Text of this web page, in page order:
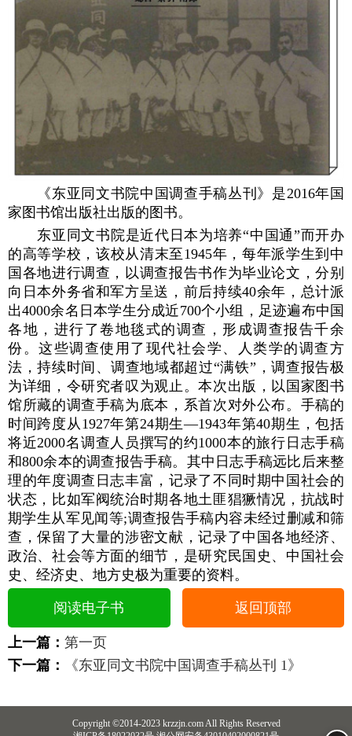
《东亚同文书院中国调查手稿丛刊》是2016年国
家图书馆出版社出版的图书。
东亚同文书院是近代日本为培养“中国通”而开办
的高等学校，该校从清末至1945年，每年派学生到中
国各地进行调查，以调查报告书作为毕业论文，分别
向日本外务省和军方呈送，前后持续40余年，总计派
出4000余名日本学生分成近700个小组，足迹遍布中国
各地，进行了卷地毯式的调查，形成调查报告千余
份。这些调查使用了现代社会学、人类学的调查方
法，持续时间、调查地域都超过“满铁”，调查报告极
为详细，令研究者叹为观止。本次出版，以国家图书
馆所藏的调查手稿为底本，系首次对外公布。手稿的
时间跨度从1927年第24期生—1943年第40期生，包括
将近2000名调查人员撰写的约1000本的旅行日志手稿
和800余本的调查报告手稿。其中日志手稿远比后来整
理的年度调查日志丰富，记录了不同时期中国社会的
状态，比如军阀统治时期各地土匪猖獗情况，抗战时
期学生从军见闻等;调查报告手稿内容未经过删减和筛
查，保留了大量的涉密文献，记录了中国各地经济、
政治、社会等方面的细节，是研究民国史、中国社会
史、经济史、地方史极为重要的资料。
阅读电子书 返回顶部
上一篇： 第一页
下一篇：
《东亚同文书院中国调查手稿丛刊 1》
Copyright ©2014-2023 krzzjn.com All Rights Reserved